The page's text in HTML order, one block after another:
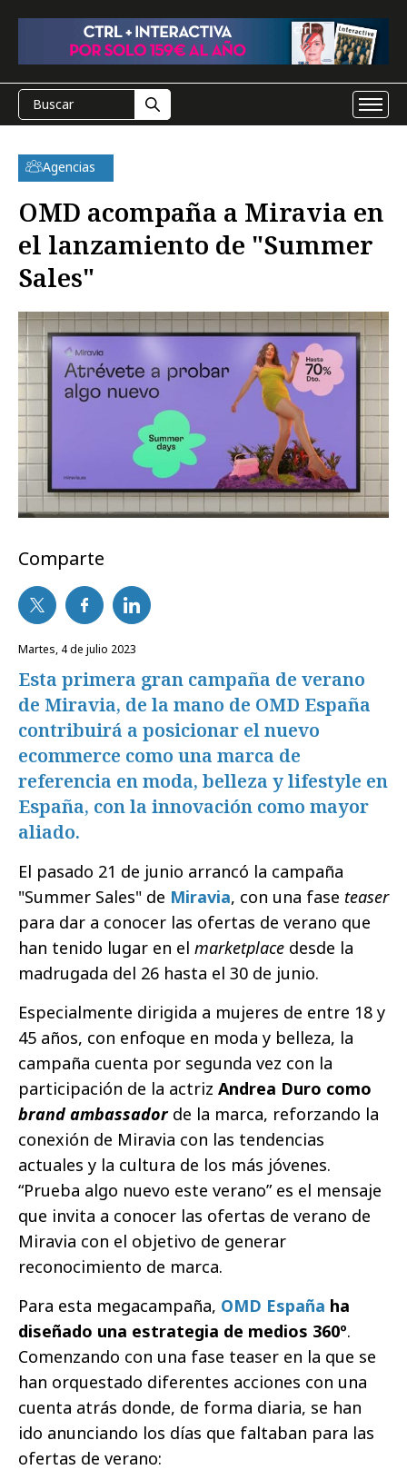
Agencias
OMD acompaña a Miravia en
el lanzamiento de "Summer
Sales"
Comparte
martes, 4 de julio 2023
Esta primera gran campaña de verano
de Miravia, de la mano de OMD España
contribuirá a posicionar el nuevo
ecommerce como una marca de
referencia en moda, belleza y lifestyle en
España, con la innovación como mayor
aliado.
El pasado 21 de junio arrancó la campaña
"Summer Sales" de Miravia, con una fase teaser
para dar a conocer las ofertas de verano que
han tenido lugar en el marketplace desde la
madrugada del 26 hasta el 30 de junio.
Especialmente dirigida a mujeres de entre 18 y
45 años, con enfoque en moda y belleza, la
campaña cuenta por segunda vez con la
participación de la actriz Andrea Duro como
brand ambassadorde la marca, reforzando la
conexión de Miravia con las tendencias
actuales y la cultura de los más jóvenes.
“Prueba algo nuevo este verano” es el mensaje
que invita a conocer las ofertas de verano de
Miravia con el objetivo de generar
reconocimiento de marca.
Para esta megacampaña, OMD España ha
diseñado una estrategia de medios 360º.
Comenzando con una fase teaser en la que se
han orquestado diferentes acciones con una
cuenta atrás donde, de forma diaria, se han
ido anunciando los días que faltaban para las
ofertas de verano: